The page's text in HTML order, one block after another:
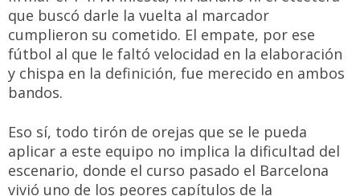
que buscó darle la vuelta al marcador
cumplieron su cometido. El empate, por ese
fútbol al que le faltó velocidad en la elaboración
y chispa en la definición, fue merecido en ambos
bandos.
Eso sí, todo tirón de orejas que se le pueda
aplicar a este equipo no implica la dificultad del
escenario, donde el curso pasado el Barcelona
vivió uno de los peores capítulos de la